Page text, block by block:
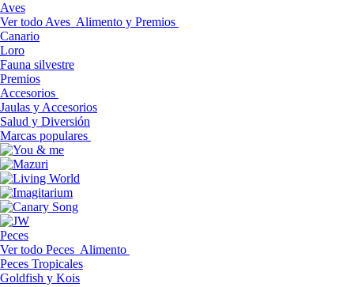
Aves
Ver todo Aves Alimento y Premios
Canario
Loro
Fauna silvestre
Premios
Accesorios
Jaulas y Accesorios
Salud y Diversión
Marcas populares
Peces
Ver todo Peces Alimento
Peces Tropicales
Goldfish y Kois